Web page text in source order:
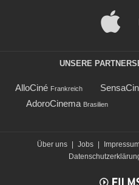
UNSERE
AlloCiné Frankreich
AdoroCinema Brasilien
Über uns | Jobs |